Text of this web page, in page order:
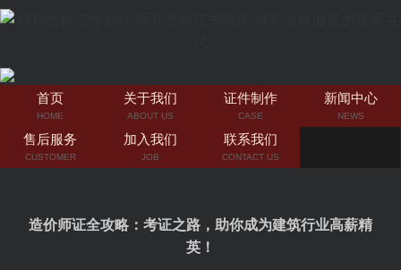
首页
HOME
关于我们
ABOUT US
证件制作
CASE
新闻中心
NEWS
售后服务
CUSTOMER
加入我们
JOB
联系我们
CONTACT US
造价师证全攻略：考证之路，助你成为建筑行业高薪精
英！